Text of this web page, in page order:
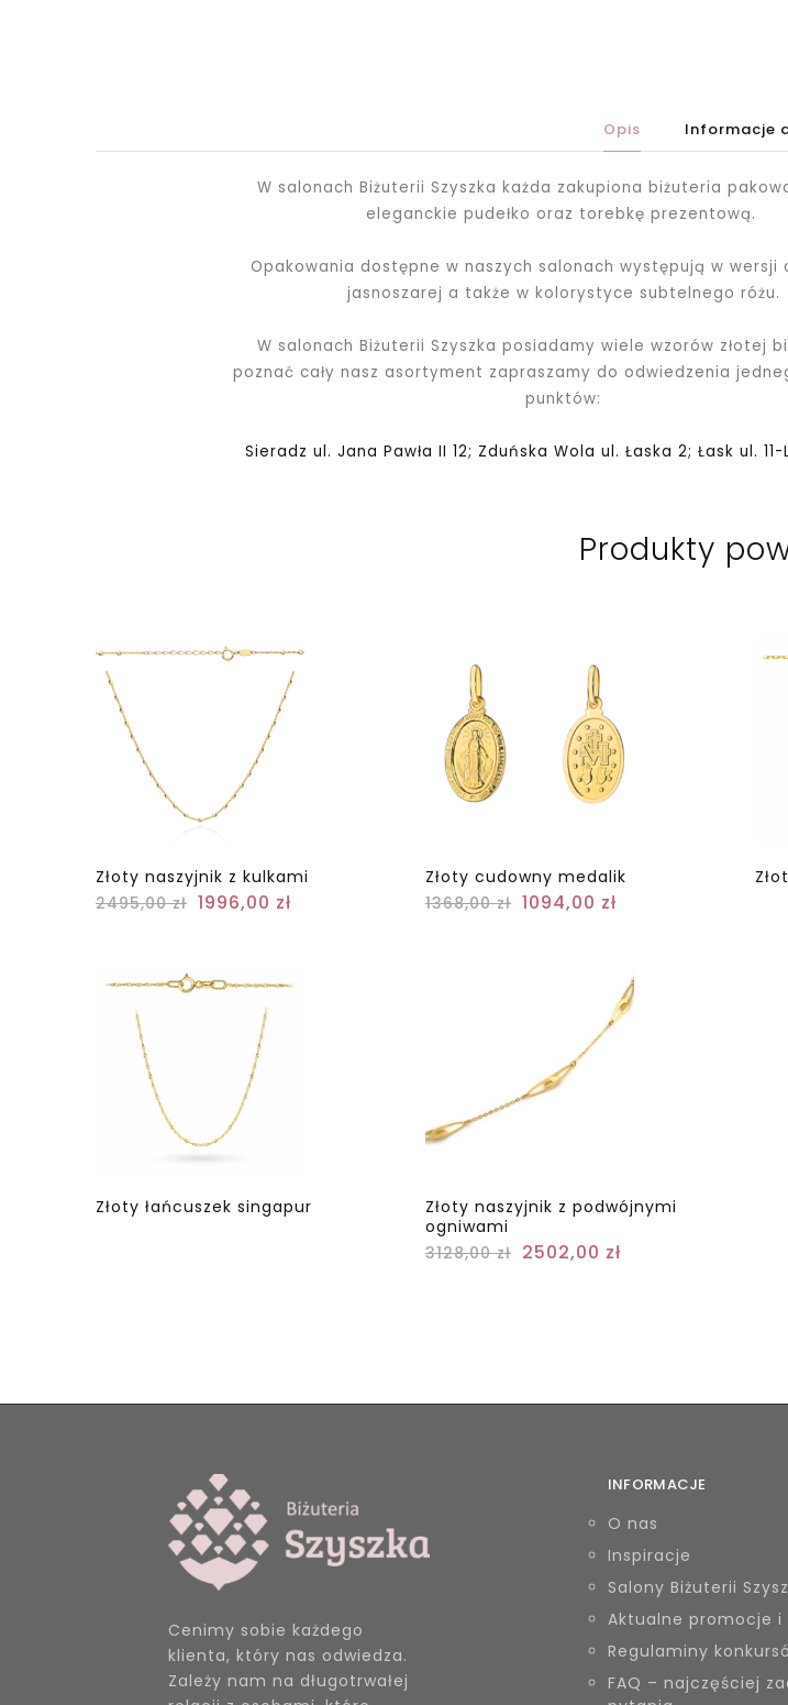
Opis Informacje
W salonach Biżuterii Szyszka każda zakupiona biżuteria
eleganckie pudełko oraz torebkę prezentową.
Opakowania dostępne w naszych salonach występują w wersji
jasnoszarej a także w kolorystyce subtelnego różu.
W salonach Biżuterii Szyszka posiadamy wiele wzorów złotej
poznać cały nasz asortyment zapraszamy do odwiedzenia
punktów:
Sieradz ul. Jana Pawła II 12; Zduńska Wola ul. Łaska 2; Łask ul.
Produkty
Złoty naszyjnik z kulkami
2495,00zł 1996,00 zł
Złoty cudowny medalik
1368,00zł 1094,00 zł
Złoty łańcuszek singapur
Złoty naszyjnik z podwójnymi
ogniwami
3128,00zł 2502,00 zł
Cenimy sobie każdego
klienta, który nas odwiedza.
Zależy nam na długotrwałej
INFORMACJE
O nas
Inspiracje
Salony Biżuterii
Aktualne promocje i
Regulaminy
FAQ – najczęściej